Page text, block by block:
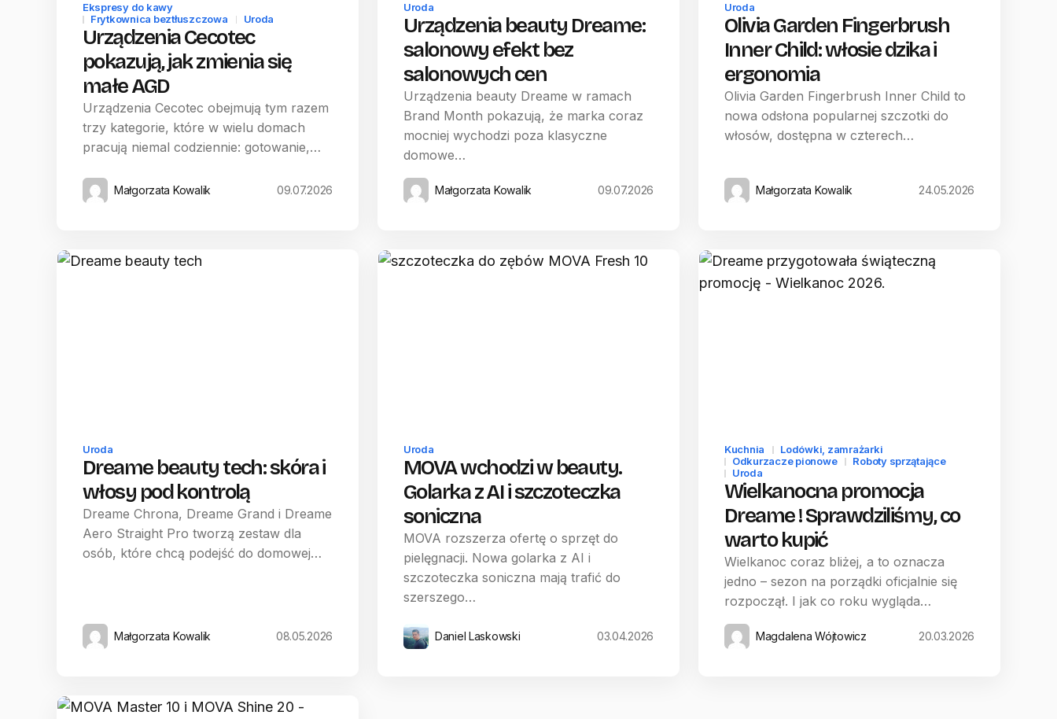
Ekspresy do kawy
Frytkownica beztłuszczowa
Uroda
Urządzenia Cecotec
pokazują, jak zmienia się
małe AGD
Urządzenia Cecotec obejmują tym razem
trzy kategorie, które w wielu domach
pracują niemal codziennie: gotowanie,…
Małgorzata Kowalik 09.07.2026
Uroda
Urządzenia beauty Dreame:
salonowy efekt bez
salonowych cen
Urządzenia beauty Dreame w ramach
Brand Month pokazują, że marka coraz
mocniej wychodzi poza klasyczne
domowe…
Małgorzata Kowalik 09.07.2026
Uroda
Olivia Garden Fingerbrush
Inner Child: włosie dzika i
ergonomia
Olivia Garden Fingerbrush Inner Child to
nowa odsłona popularnej szczotki do
włosów, dostępna w czterech…
Małgorzata Kowalik 24.05.2026
Uroda
Dreame beauty tech: skóra i
włosy pod kontrolą
Dreame Chrona, Dreame Grand i Dreame
Aero Straight Pro tworzą zestaw dla
osób, które chcą podejść do domowej…
Małgorzata Kowalik 08.05.2026
Uroda
MOVA wchodzi w beauty.
Golarka z AI i szczoteczka
soniczna
MOVA rozszerza ofertę o sprzęt do
pielęgnacji. Nowa golarka z AI i
szczoteczka soniczna mają trafić do
szerszego…
Daniel Laskowski 03.04.2026
Kuchnia
Lodówki, zamrażarki
Odkurzacze pionowe
Roboty sprzątające
Uroda
Wielkanocna promocja
Dreame ! Sprawdziliśmy, co
warto kupić
Wielkanoc coraz bliżej, a to oznacza
jedno – sezon na porządki oficjalnie się
rozpoczął. I jak co roku wygląda…
Magdalena Wójtowicz 20.03.2026